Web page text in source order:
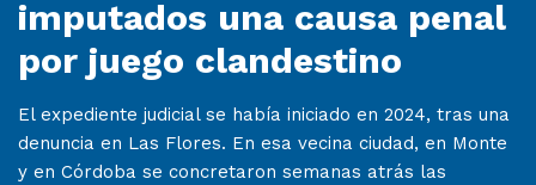
imputados una causa penal
por juego clandestino
El expediente judicial se había iniciado en 2024, tras una
denuncia en Las Flores. En esa vecina ciudad, en Monte
y en Córdoba se concretaron semanas atrás las